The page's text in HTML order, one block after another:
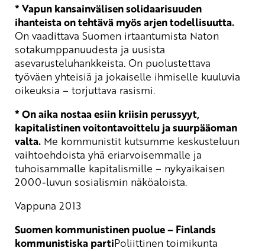
* Vapun kansainvälisen solidaarisuuden
ihanteista on tehtävä myös arjen todellisuutta.
On vaadittava Suomen irtaantumista Naton
sotakumppanuudesta ja uusista
asevarusteluhankkeista. On puolustettava
työväen yhteisiä ja jokaiselle ihmiselle kuuluvia
oikeuksia – torjuttava rasismi.
* On aika nostaa esiin kriisin perussyyt,
kapitalistinen voitontavoittelu ja suurpääoman
valta. Me kommunistit kutsumme keskusteluun
vaihtoehdoista yhä eriarvoisemmalle ja
tuhoisammalle kapitalismille – nykyaikaisen
2000-luvun sosialismin näköaloista.
Vappuna 2013
Suomen kommunistinen puolue – Finlands
kommunistiska partiPoliittinen toimikunta